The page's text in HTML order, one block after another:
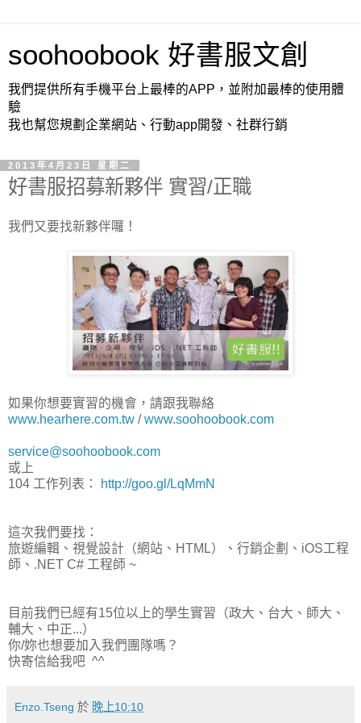
soohoobook 好書服文創
我們提供所有手機平台上最棒的APP，並附加最棒的使用體
驗
我也幫您規劃企業網站、行動app開發、社群行銷
2013年4月23日 星期二
好書服招募新夥伴 實習/正職
我們又要找新夥伴囉！
如果你想要實習的機會，請跟我聯絡
www.hearhere.com.tw /www.soohoobook.com
service@soohoobook.com
或上
104 工作列表：
http://goo.gl/LqMmN
這次我們要找：
旅遊編輯、視覺設計（網站、HTML）、行銷企劃、iOS工程
師、.NET C# 工程師 ~
目前我們已經有15位以上的學生實習（政大、台大、師大、
輔大、中正...）
你/妳也想要加入我們團隊嗎？
快寄信給我吧 ^^
Enzo.Tseng 於 晚上10:10